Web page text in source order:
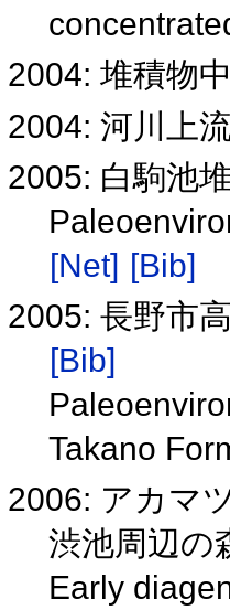
2004: 堆積物
2004: 河川上
2005: 白駒池
[Net] [Bib]
2005: 長野市
[Bib]
Takano
2006: アカマ
渋池周辺の
Early